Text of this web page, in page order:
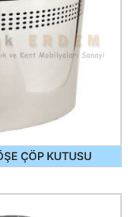
ÇÖP KUTUSU